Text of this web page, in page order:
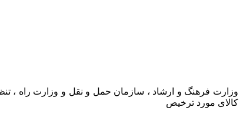
وزارت فرهنگ و ارشاد ، سازمان حمل و نقل و وزارت راه ،
کالای مورد ترخیص